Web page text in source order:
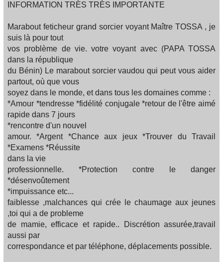
INFORMATION TRÈS TRÈS IMPORTANTE
Marabout feticheur grand sorcier voyant Maître TOSSA , je
suis là pour tout
vos problème de vie. votre voyant avec (PAPA TOSSA
dans la république
du Bénin) Le marabout sorcier vaudou qui peut vous aider
partout, où que vous
soyez dans le monde, et dans tous les domaines comme :
*Amour *tendresse *fidélité conjugale *retour de l'être aimé
rapide dans 7 jours
*rencontre d'un nouvel
amour. *Argent *Chance aux jeux *Trouver du Travail
*Examens *Réussite
dans la vie
professionnelle. *Protection contre le danger
*désenvoûtement
*impuissance etc...
faiblesse ,malchances qui crée le chaumage aux jeunes
,toi qui a de probleme
de mamie, efficace et rapide.. Discrétion assurée,travail
aussi par
correspondance et par téléphone, déplacements possible.